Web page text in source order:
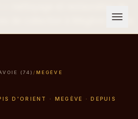
(74) / MEGÈVE
D'ORIENT · MEGÈVE · DEPUIS